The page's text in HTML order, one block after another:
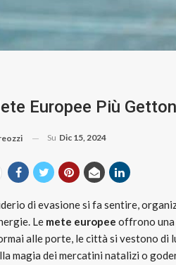
Europee Più
Su Dic 15, 2024
di evasione si fa sentire,
Le mete europee offrono una
alle porte, le città si vestono di
magia dei mercatini natalizi o